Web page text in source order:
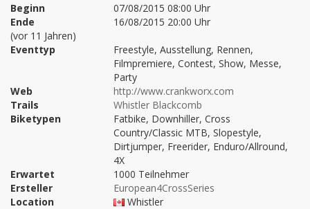
Beginn
07/08/2015 08:00 Uhr
Ende
16/08/2015 20:00 Uhr
(vor 11 Jahren)
Eventtyp
Freestyle, Ausstellung, Rennen,
Filmpremiere, Contest, Show, Messe,
Party
Web
http://www.crankworx.com
Trails
Whistler Blackcomb
Biketypen
Fatbike, Downhiller, Cross
Country/Classic MTB, Slopestyle,
Dirtjumper, Freerider, Enduro/Allround,
4X
Erwartet
1000 Teilnehmer
Ersteller
European4CrossSeries
Location
Whistler